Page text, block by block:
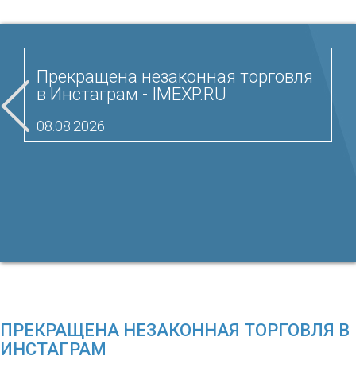
Прекращена незаконная торговля
в Инстаграм - IMEXP.RU
08.08.2026
ПРЕКРАЩЕНА НЕЗАКОННАЯ ТОРГОВЛЯ В
ИНСТАГРАМ